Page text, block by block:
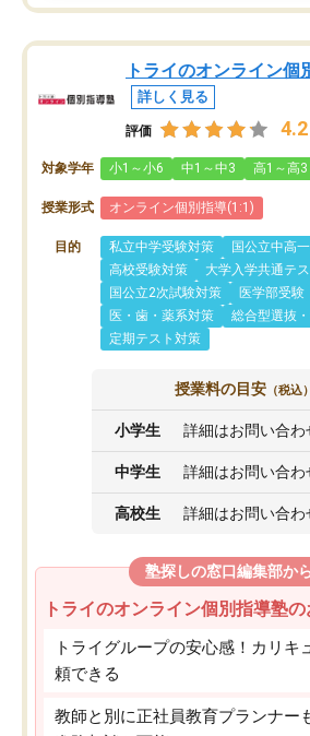
トライのオンライン個
詳しく見る
評価 4.2
対象学年 小1～小6 中1～中3 高1～高3
授業形式 オンライン個別指導(1:1)
目的 私立中学受験対策
国公立中高
高校受験対策
大学入学共通テ
国公立2次試験対策
医学部受験
医・歯・薬系対策
総合型選抜
定期テスト対策
授業料の目安 （税込）
小学生 詳細はお問い合わ
中学生 詳細はお問い合わ
高校生 詳細はお問い合わ
塾探しの窓口編集部か
トライのオンライン個別指導塾
トライグループの安心感！カリキ
頼できる
教師と別に正社員教育プランナー